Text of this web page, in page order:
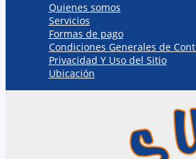
Quienes somos
Servicios
Formas de pago
Condiciones Generales de
Privacidad Y Uso del Sitio
Ubicación